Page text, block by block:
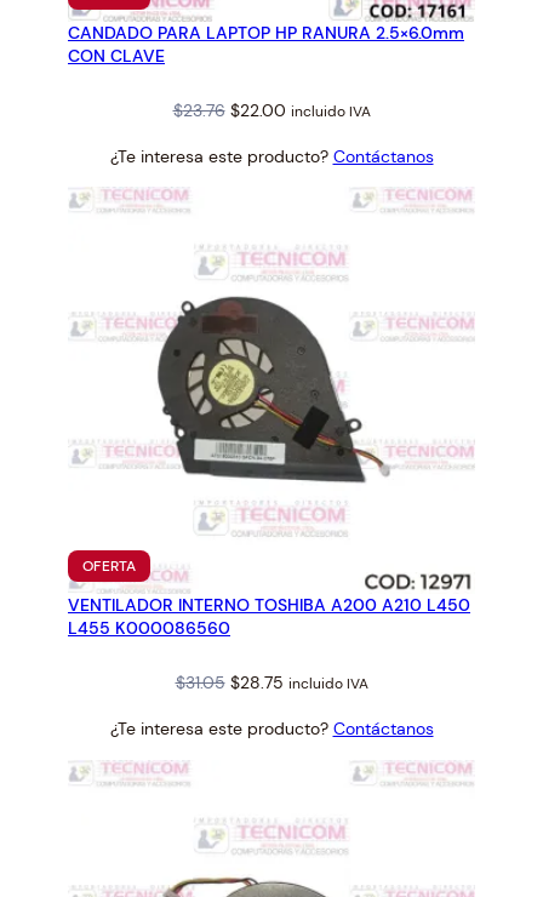
EN
OFERTA
CANDADO PARA LAPTOP HP RANURA 2.5×6.0mm
CON CLAVE
$23.76 Original
was:
$22.00Current
is:
incluido IVA
¿Te interesa este producto? Contáctanos
OFERTAPRODUCTO
EN
OFERTA
VENTILADOR INTERNO TOSHIBA A200 A210 L450
L455 K000086560
$31.05 Original
was:
$28.75Current
is:
incluido IVA
¿Te interesa este producto? Contáctanos